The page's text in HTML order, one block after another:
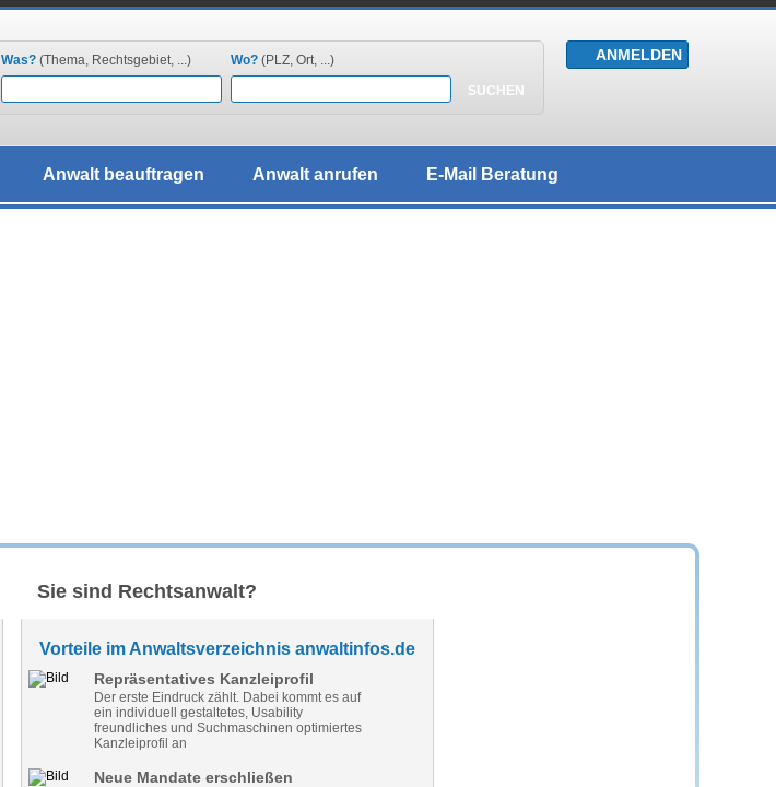
Was? (Thema, Rechtsgebiet, ...) Wo? (PLZ, Ort, ...)
Anwalt beauftragen Anwalt anrufen E-Mail Beratung
Sie sind Rechtsanwalt?
Vorteile im Anwaltsverzeichnis anwaltinfos.de
Repräsentatives Kanzleiprofil
Der erste Eindruck zählt. Dabei kommt es auf
ein individuell gestaltetes, Usability
freundliches und Suchmaschinen optimiertes
Kanzleiprofil an
Neue Mandate erschließen